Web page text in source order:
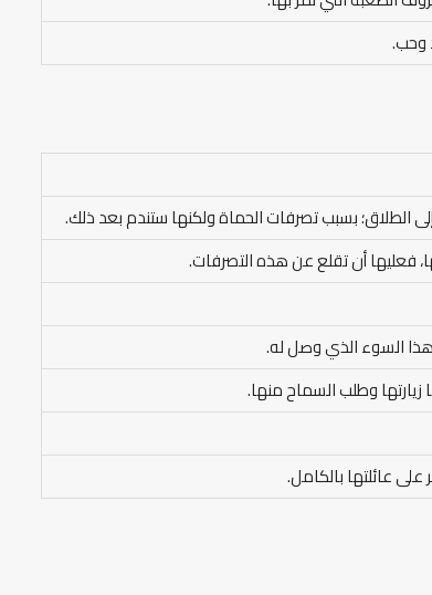
وحب.
الطلاق؛ بسبب تصرفات الحماة ولكنها ستندم بعد ذلك.
فعليها أن تقلع عن هذه التصرفات.
السوء الذي وصل له.
زيارتها وطلب السماح منها.
عائلتها بالكامل.